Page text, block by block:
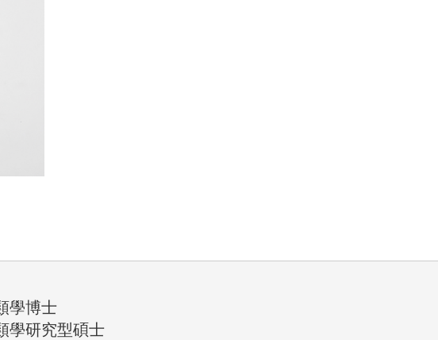
人類學博士
類學研究型碩士